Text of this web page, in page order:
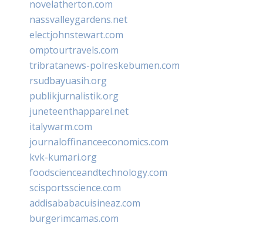
novelatherton.com
nassvalleygardens.net
electjohnstewart.com
omptourtravels.com
tribratanews-polreskebumen.com
rsudbayuasih.org
publikjurnalistik.org
juneteenthapparel.net
italywarm.com
journaloffinanceeconomics.com
kvk-kumari.org
foodscienceandtechnology.com
scisportsscience.com
addisababacuisineaz.com
burgerimcamas.com